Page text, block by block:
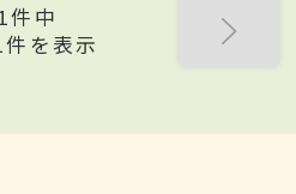
1件中
を表示